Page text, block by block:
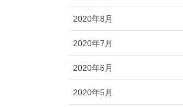
2020年8月
2020年7月
2020年6月
2020年5月